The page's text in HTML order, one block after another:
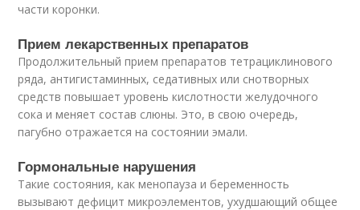
части коронки.
Прием лекарственных препаратов
Продолжительный прием препаратов тетрациклинового
ряда, антигистаминных, седативных или снотворных
средств повышает уровень кислотности желудочного
сока и меняет состав слюны. Это, в свою очередь,
пагубно отражается на состоянии эмали.
Гормональные нарушения
Такие состояния, как менопауза и беременность
вызывают дефицит микроэлементов, ухудшающий общее